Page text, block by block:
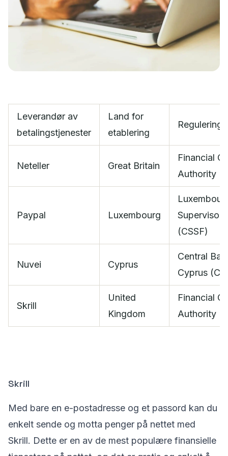
Hvis du er profesjonell trader, kan du søke om å bli
omklassifisert til Hero Markets’ valgfrie profesjonelle program
Gebyrer og avgifter
Vi er transparente om våre gebyrer og avgifter, slik at du alltid
vet hva du blir belastet når du handler med oss
Betalingsmetoder
Om Hero Markets
For å hjelpe deg med å holde oversikt har vi samlet
Kontakt oss
Leverandør av
betalingstjenester
Land for
etablering
Neteller Great Britain
Financial
Authority
Paypal Luxembourg
(CSSF)
Nuvei Cyprus
Central
Cyprus
Skrill
United
Kingdom
Financial
Authority
Skrill
Med bare en e-postadresse og et passord kan du
enkelt sende og motta penger på nettet med
Skrill. Dette er en av de mest populære finansielle